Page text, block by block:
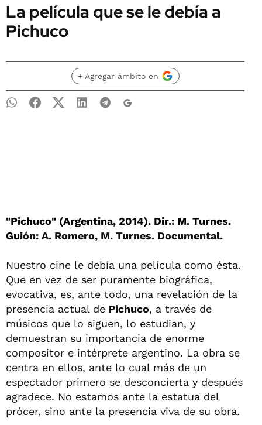
La película que se le debía a
Pichuco
+ Agregar ámbito en
"Pichuco" (Argentina, 2014). Dir.: M. Turnes.
Guión: A. Romero, M. Turnes. Documental.
Nuestro cine le debía una película como ésta.
Que en vez de ser puramente biográfica,
evocativa, es, ante todo, una revelación de la
presencia actual de Pichuco, a través de
músicos que lo siguen, lo estudian, y
demuestran su importancia de enorme
compositor e intérprete argentino. La obra se
centra en ellos, ante lo cual más de un
espectador primero se desconcierta y después
agradece. No estamos ante la estatua del
prócer, sino ante la presencia viva de su obra.